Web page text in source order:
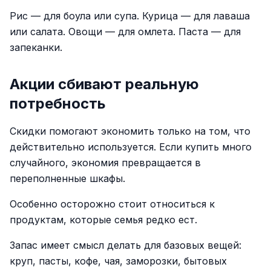
Рис — для боула или супа. Курица — для лаваша
или салата. Овощи — для омлета. Паста — для
запеканки.
Акции сбивают реальную
потребность
Скидки помогают экономить только на том, что
действительно используется. Если купить много
случайного, экономия превращается в
переполненные шкафы.
Особенно осторожно стоит относиться к
продуктам, которые семья редко ест.
Запас имеет смысл делать для базовых вещей:
круп, пасты, кофе, чая, заморозки, бытовых